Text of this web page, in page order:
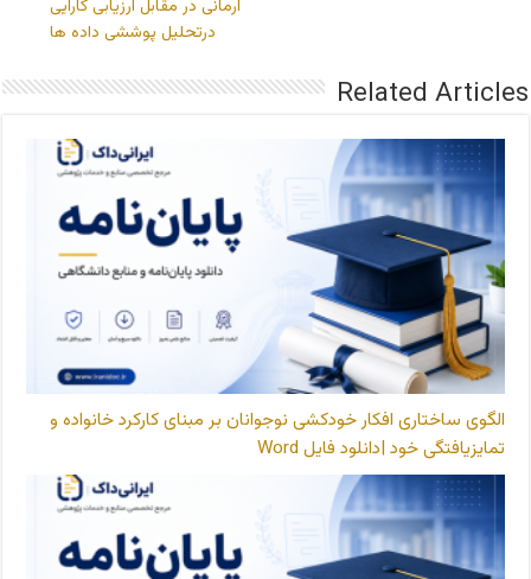
آرمانی در مقابل ارزیابی کارایی
درتحلیل پوششی داده ها
Related Articles
الگوی ساختاری افکار خودکشی نوجوانان بر مبنای کارکرد خانواده و
تمایزیافتگی خود |دانلود فایل Word